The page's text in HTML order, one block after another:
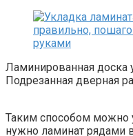
Ламинированная доска
Подрезанная дверная
Таким способом можно
нужно ламинат рядами